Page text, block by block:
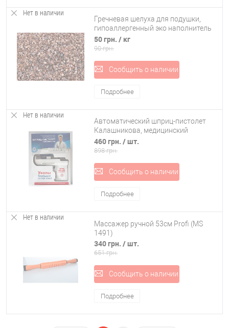
Нет в наличии
Гречневая шелуха для подушки,
гипоаллергенный эко наполнитель
для подушек из гречневой шелухи
(R-00064)
50 грн. / кг
90 грн.
Сообщить о наличии
Подробнее
Нет в наличии
Автоматический шприц-пистолет
Калашникова, медицинский
пистолет для самостоятельных
уколов (R-00099)
460 грн. / шт.
898 грн.
Сообщить о наличии
Подробнее
Нет в наличии
Массажер ручной 53см Profi (MS
1491)
340 грн. / шт.
651 грн.
Сообщить о наличии
Подробнее